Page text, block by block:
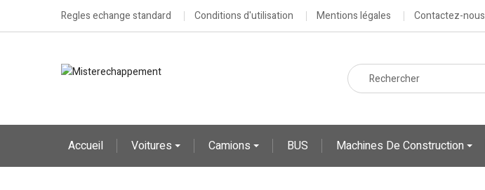
Regles echange standard Conditions d'utilisation Mentions légales Contactez-nous
Accueil Voitures Camions BUS Machines De Construction